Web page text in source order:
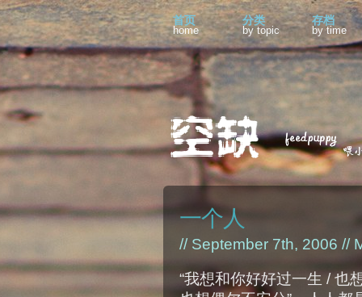
首页
home
分类
by topic
存档
by time
一个人
// September 7th, 2006 //
“我想和你好好过一生 / 也